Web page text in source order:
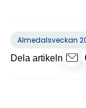
Almedalsveckan
Dela artikeln